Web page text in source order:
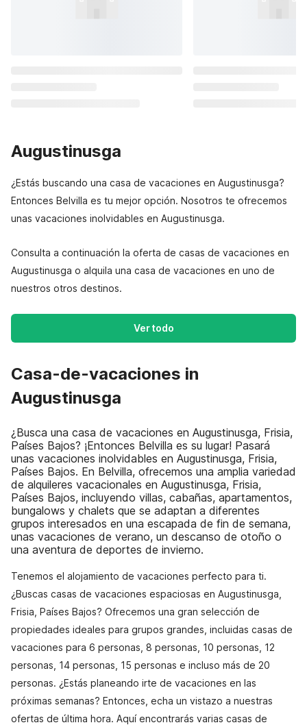
Augustinusga
¿Estás buscando una casa de vacaciones en Augustinusga?
Entonces Belvilla es tu mejor opción. Nosotros te ofrecemos
unas vacaciones inolvidables en Augustinusga.
Consulta a continuación la oferta de casas de vacaciones en
Augustinusga o alquila una casa de vacaciones en uno de
nuestros otros destinos.
Ver todo
Casa-de-vacaciones in
Augustinusga
¿Busca una casa de vacaciones en Augustinusga, Frisia,
Países Bajos? ¡Entonces Belvilla es su lugar! Pasará
unas vacaciones inolvidables en Augustinusga, Frisia,
Países Bajos. En Belvilla, ofrecemos una amplia variedad
de alquileres vacacionales en Augustinusga, Frisia,
Países Bajos, incluyendo villas, cabañas, apartamentos,
bungalows y chalets que se adaptan a diferentes
grupos interesados en una escapada de fin de semana,
unas vacaciones de verano, un descanso de otoño o
una aventura de deportes de invierno.
Tenemos el alojamiento de vacaciones perfecto para ti.
¿Buscas casas de vacaciones espaciosas en Augustinusga,
Frisia, Países Bajos? Ofrecemos una gran selección de
propiedades ideales para grupos grandes, incluidas casas de
vacaciones para 6 personas, 8 personas, 10 personas, 12
personas, 14 personas, 15 personas e incluso más de 20
personas. ¿Estás planeando irte de vacaciones en las
próximas semanas? Entonces, echa un vistazo a nuestras
ofertas de última hora. Aquí encontrarás varias casas de